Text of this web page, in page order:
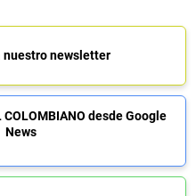
nuestro newsletter
desde Google
News